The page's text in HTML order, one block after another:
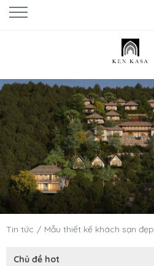
Tin tức Mẫu thiết kế khách sạn đẹp
Chủ đề hot